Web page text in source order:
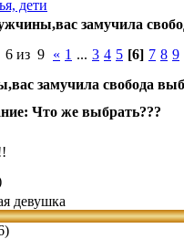
дети
замучила
6 из 9 « 1 ... 3 4 5 [6] 7 8 9
замучила свобода
Что же выбрать???
девушка